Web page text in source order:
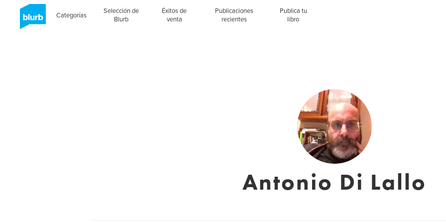
Categorías
Selección de
Blurb
Éxitos de
venta
Publicaciones
recientes
Publica tu
libro
Antonio Di Lallo